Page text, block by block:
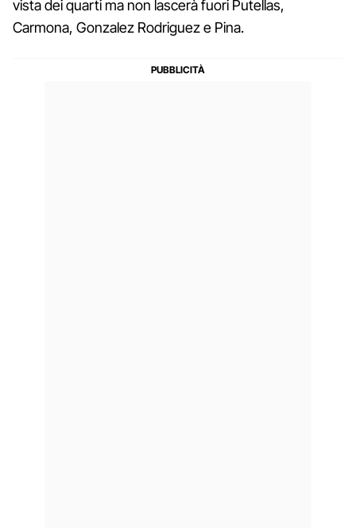
vista dei quarti ma non lascerà fuori Putellas,
Carmona, Gonzalez Rodriguez e Pina.